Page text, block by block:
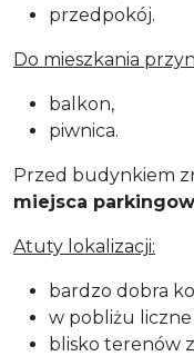
przedpokój.
Do mieszkania
balkon,
piwnica.
Przed budynkiem
miejsca
Atuty lokalizacji:
bardzo dobra
w pobliżu
blisko terenów